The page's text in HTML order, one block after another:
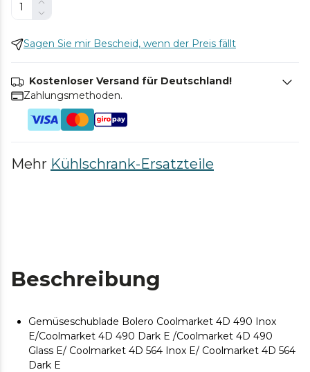
Sagen Sie mir Bescheid, wenn der Preis fällt
Kostenloser Versand für Deutschland!
Zahlungsmethoden.
Mehr Kühlschrank-Ersatzteile
Beschreibung
Gemüseschublade Bolero Coolmarket 4D 490 Inox
E/Coolmarket 4D 490 Dark E /Coolmarket 4D 490
Glass E/ Coolmarket 4D 564 Inox E/ Coolmarket 4D 564
Dark E